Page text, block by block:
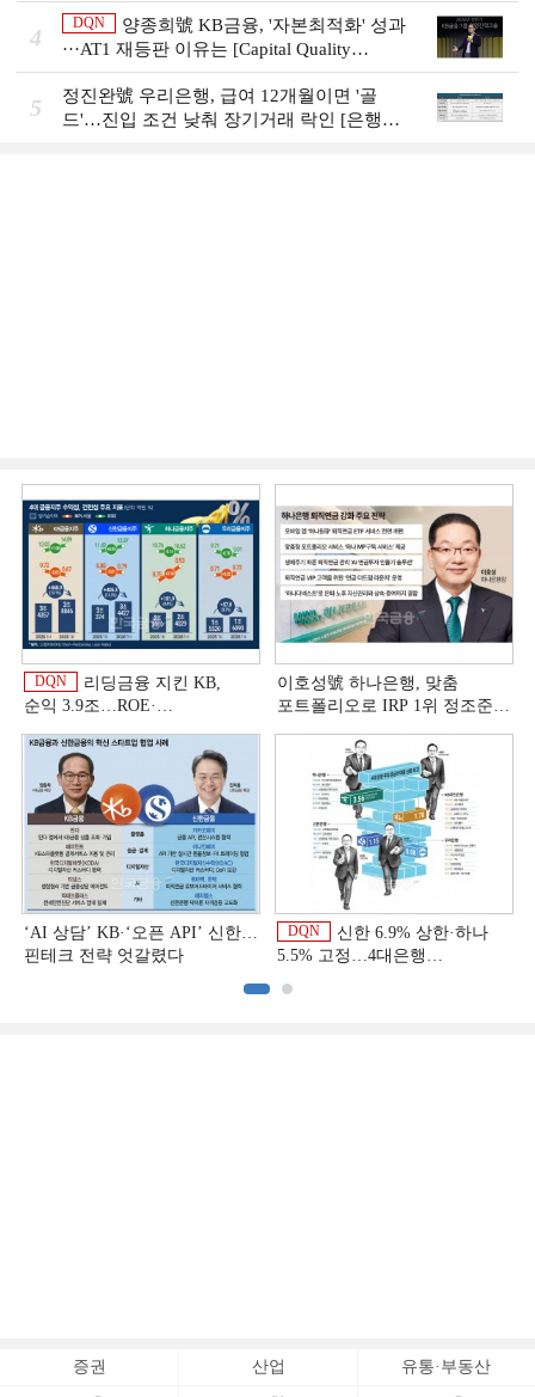
4
DQN
양종희號 KB금융, '자본최적화' 성과
···AT1 재등판 이유는 [Capital Quality
Review]]
5
정진완號 우리은행, 급여 12개월이면 '골
드'…진입 조건 낮춰 장기거래 락인 [은행권
DQN
리딩금융 지킨 KB,
순익 3.9조…ROE·
상반기 금융 리그테이블]
이호성號 하나은행, 맞춤
포트폴리오로 IRP 1위 정조준
‘AI 상담’ KB·‘오픈 API’ 신한…
핀테크 전략 엇갈렸다
DQN
신한 6.9% 상한·하나
5.5% 고정…4대은행
증권 산업 유통·부동산